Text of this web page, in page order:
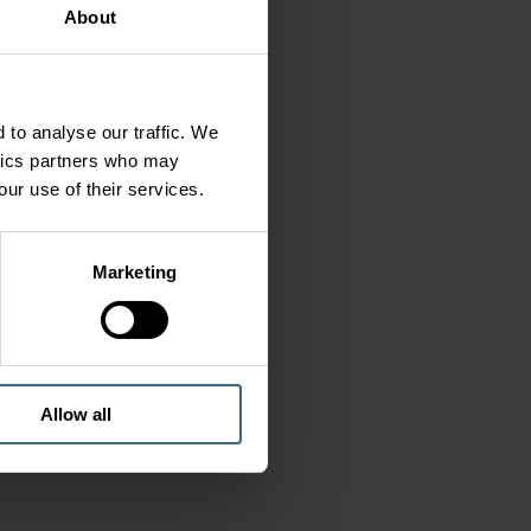
About
to analyse our traffic. We
partners who may
use of their services.
Marketing
Allow all